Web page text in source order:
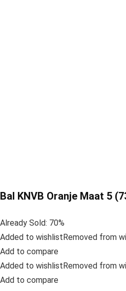
Bal KNVB Oranje Maat 5
Already Sold: 70%
Added to wishlistRemoved from
Add to compare
Added to wishlistRemoved from
Add to compare